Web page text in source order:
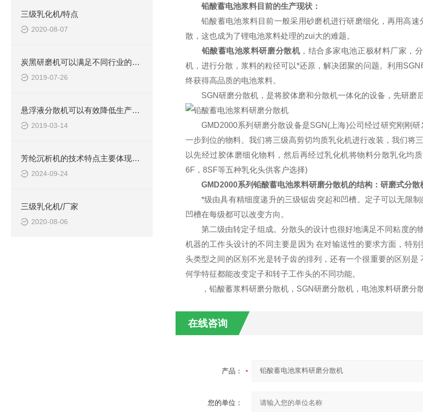
三级乳化机/特点
2020-08-07
炭黑研磨机可以满足不同行业的多种要求
2019-07-26
悬浮液分散机可以有效降低生产的成本
2019-03-14
芳纶沉析机的技术特点主要体现在以下几个方面
2024-09-24
三级乳化机/厂家
2020-08-06
铅酸蓄电池浆料目前的生产现状：
铅酸蓄电池浆料目前一般采用砂磨机进行研磨细化，再用高速
散，这也成为了锂电池浆料处理的zui大的难题。
铅酸蓄电池浆料研磨分散机，结合多家电池正极材料厂家，
机，进行分散，浆料的粒径可以*还原，解决团聚的问题。利用
终获得高品质的电池浆料。
SGN研磨分散机，是将胶体磨和分散机一体化的设备，先研磨后
GMD2000系列研磨分散设备是SGN(上海)公司经过研究刚刚研
一步到位的物料。我们将三级高剪切均质乳化机进行改装，我们将
以先经过胶体磨细化物料，然后再经过乳化机将物料分散乳化均
6F，8SF等五种乳化头供客户选择)
GMD2000系列铅酸蓄电池浆料研磨分散机的结构：研磨式分散
*级由具有精细度递升的三级锯齿突起和凹槽。定子可以无限制
凹槽在每级都可以改变方向。
第二级由转定子组成。分散头的设计也很好地满足不同粘度的
机器的工作头设计的不同主要是因为 在对输送性的要求方面，特
头类型之间的区别不光是转子齿的排列，还有一个很重要的区别
何学特征都能改变定子和转子工作头的不同功能。
，铅酸蓄浆料研磨分散机，SGN研磨分散机，电池浆料研磨分
在线咨询
产品：
您的单位：